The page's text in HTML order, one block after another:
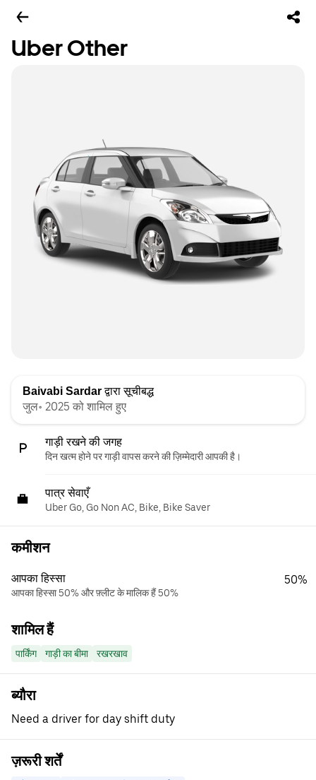
Uber Other
Baivabi Sardarद्वारा सूचीबद्ध
जुल॰ 2025 को शामिल हुए
गाड़ी रखने की जगह
दिन खत्म होने पर गाड़ी वापस करने की ज़िम्मेदारी आपकी है।
पात्र सेवाएँ
Uber Go, Go Non AC, Bike, Bike Saver
कमीशन
आपका हिस्सा
आपका हिस्सा 50% और फ़्लीट के मालिक हैं 50%
50%
शामिल हैं
पार्किंग गाड़ी का बीमा रखरखाव
ब्यौरा
Need a driver for day shift duty
ज़रूरी शर्तें